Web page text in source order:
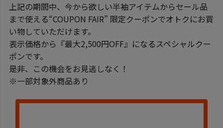
上記の期間中、今から欲しい半袖アイテムからセール品
まで使える“COUPON FAIR” 限定クーポンでオトクにお買
い物していただけます。
表示価格から『最大2,500円OFF』になるスペシャルクー
ポンです。
是非、この機会をお見逃しなく！
※一部対象外商品あり